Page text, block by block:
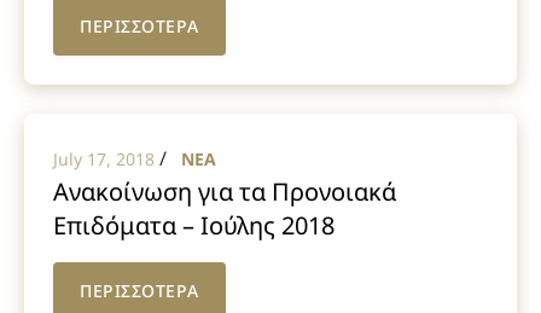
ΠΕΡΙΣΣΟΤΕΡΑ
July 17, 2018 / NEA
Ανακοίνωση για τα Προνοιακά
Επιδόματα – Ιούλης 2018
ΠΕΡΙΣΣΟΤΕΡΑ